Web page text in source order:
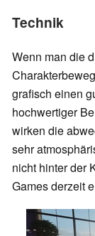
Technik
Wenn man die
grafisch einen
hochwertiger
wirken die
sehr
nicht hinter der
Games derzeit